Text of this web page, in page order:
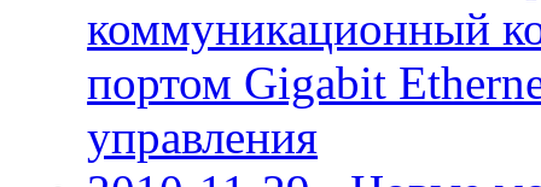
коммуникационный
портом Gigabit
управления